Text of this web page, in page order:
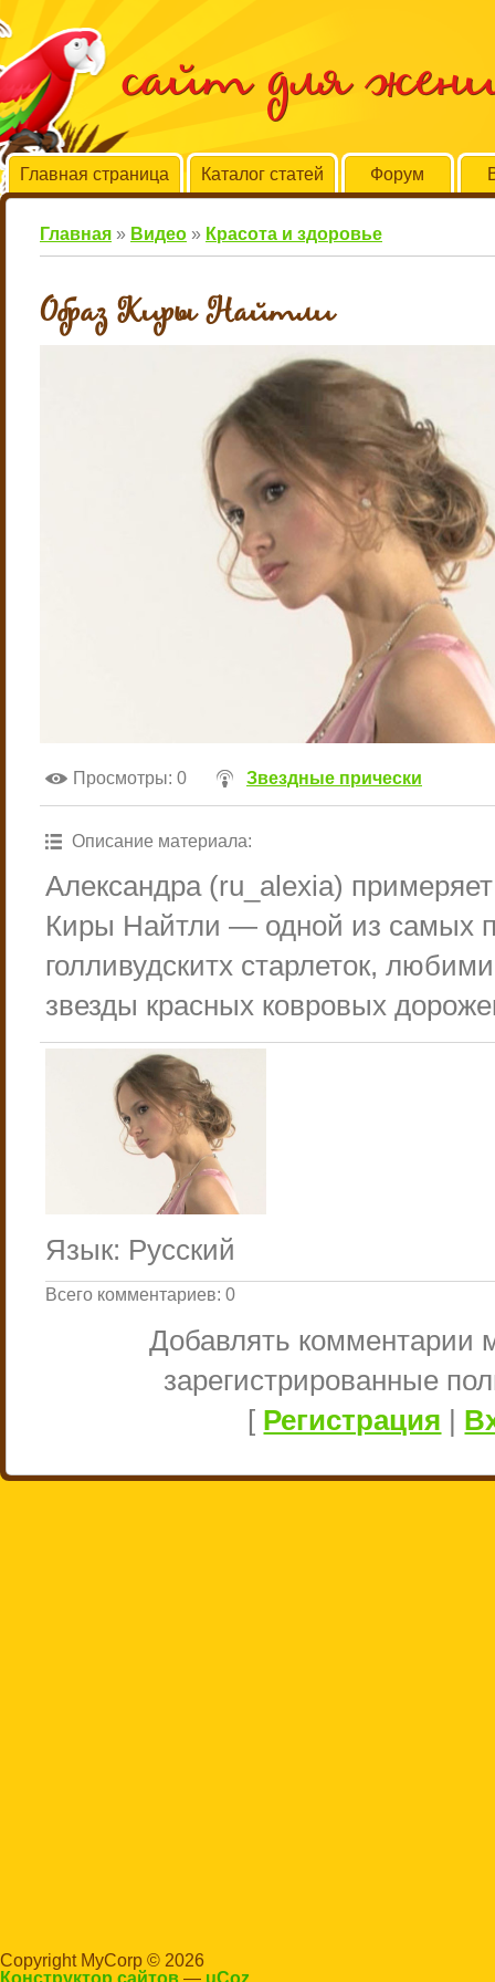
сайт для
Главная страница Каталог статей Форум
Главная » Видео » Красота и здоровье
Образ Киры Найтли
Просмотры: 0 Звездные прически
Описание материала:
Александра (ru_alexia)
Киры Найтли — одной из самых
голливудскитх старлеток,
звезды красных ковровых
Язык: Русский
Всего комментариев: 0
Добавлять комментарии
зарегистрированные
[ Регистрация |
Copyright MyCorp © 2026
Конструктор сайтов — uCoz